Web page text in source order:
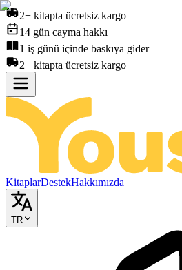
2+ kitapta ücretsiz kargo
14 gün cayma hakkı
1 iş günü içinde baskıya gider
2+ kitapta ücretsiz kargo
KitaplarDestekHakkımızda
TR